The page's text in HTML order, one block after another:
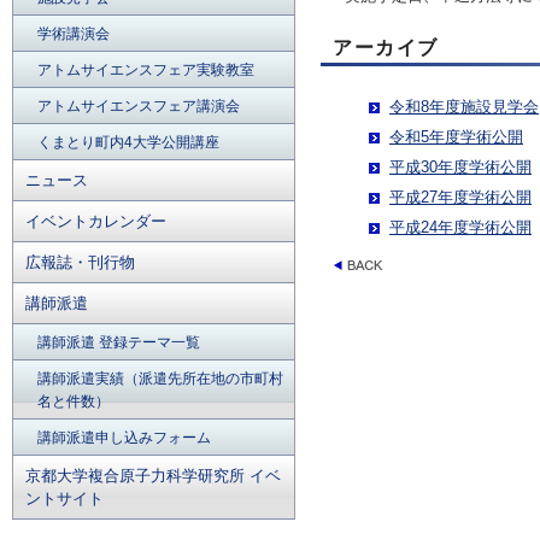
学術講演会
アトムサイエンスフェア実験教室
アトムサイエンスフェア講演会
くまとり町内4大学公開講座
ニュース
イベントカレンダー
広報誌・刊行物
講師派遣
講師派遣 登録テーマ一覧
講師派遣実績（派遣先所在地の市町村
名と件数）
講師派遣申し込みフォーム
京都大学複合原子力科学研究所 イベ
ントサイト
アーカイブ
令和8年度施設見学会
令和5年度学術公開
平成30年度学術公開
平成27年度学術公開
平成24年度学術公開